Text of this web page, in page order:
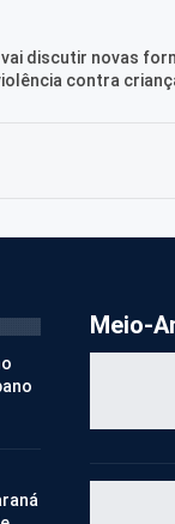
discutir novas
contra
Meio-